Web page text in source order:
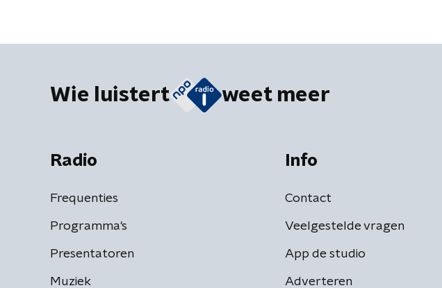
Wie luistert weet meer
Radio
Frequenties
Programma's
Presentatoren
Muziek
Info
Contact
Veelgestelde vragen
App de studio
Adverteren